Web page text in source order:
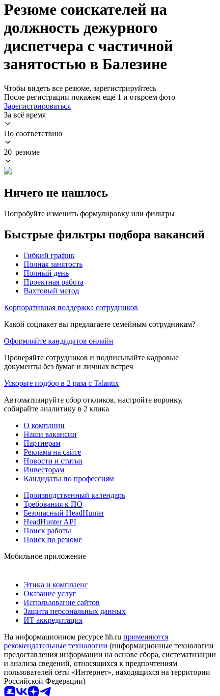
Резюме соискателей на
должность дежурного
диспетчера с частичной
занятостью в Балезине
Чтобы видеть все резюме, зарегистрируйтесь
После регистрации покажем ещё 1 и откроем фото
Зарегистрироваться
За всё время
По соответствию
20 резюме
Ничего не нашлось
Попробуйте изменить формулировку или фильтры
Быстрые фильтры подбора вакансий
Гибкий график
Полная занятость
Полный день
Проектная работа
Вахтовый метод
Корпоративная поддержка сотрудников
Какой соцпакет вы предлагаете семейным сотрудникам?
Оформляйте кандидатов онлайн
Проверяйте сотрудников и подписывайте кадровые
документы без бумаг и личных встреч
Ускорьте подбор в 2 раза с Talantix
Автоматизируйте сбор откликов, настройте воронку,
собирайте аналитику в 2 клика
О компании
Наши вакансии
Партнерам
Реклама на сайте
Новости и статьи
Инвесторам
Кандидаты по профессиям
Производственный календарь
Требования к ПО
Безопасный HeadHunter
HeadHunter API
Поиск работы
Поиск по резюме
Мобильное приложение
Этика и комплаенс
Оказание услуг
Использование сайтов
Защита персональных данных
ИТ аккредитация
На информационном ресурсе hh.ru применяются
рекомендательные технологии (информационные технологии
предоставления информации на основе сбора, систематизации
и анализа сведений, относящихся к предпочтениям
пользователей сети «Интернет», находящихся на территории
Российской Федерации)